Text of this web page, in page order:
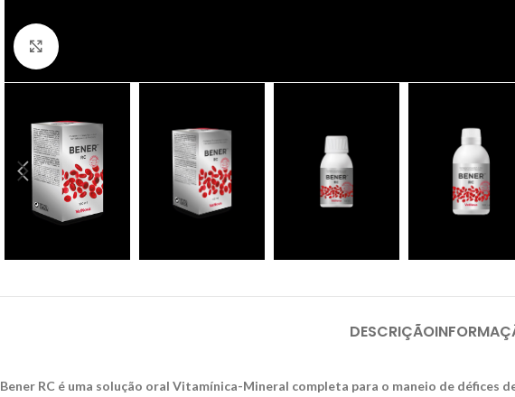
DESCRIÇÃO
Bener RC é uma solução oral Vitamínica-Mineral completa para o maneio de défices